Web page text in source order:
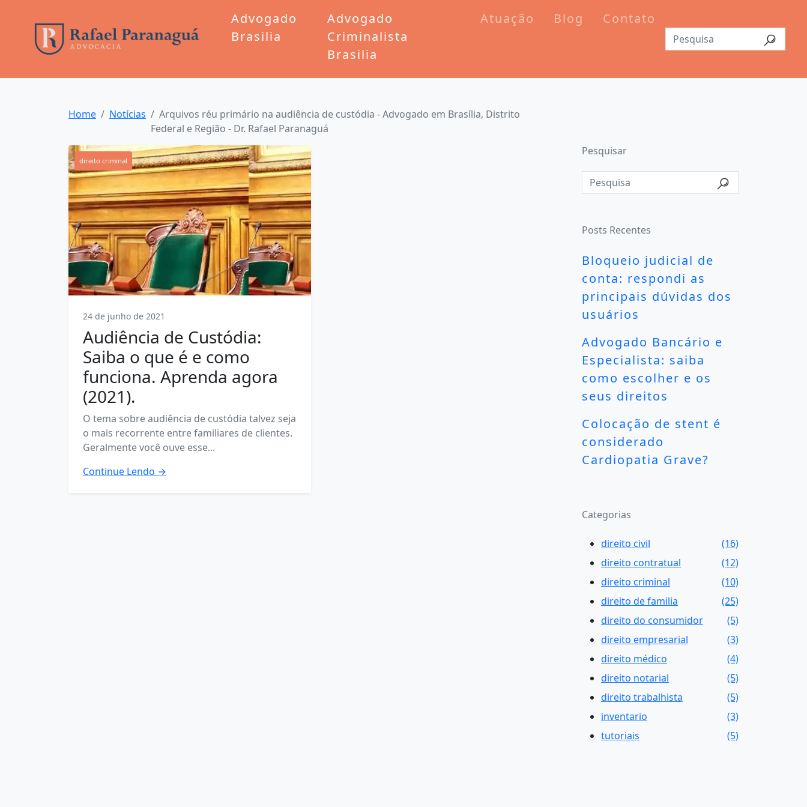
Advogado
Brasilia
Advogado
Criminalista
Brasilia
Atuação Blog Contato
Home Notícias
Arquivos réu primário na audiência de custódia - Advogado em Brasília, Distrito
Federal e Região - Dr. Rafael Paranaguá
direito criminal
24 de junho de 2021
Audiência de Custódia:
Saiba o que é e como
funciona. Aprenda agora
(2021).
O tema sobre audiência de custódia talvez seja
o mais recorrente entre familiares de clientes.
Geralmente você ouve esse...
Continue Lendo →
Pesquisar
Posts Recentes
Bloqueio judicial de
conta: respondi as
principais dúvidas dos
usuários
Advogado Bancário e
Especialista: saiba
como escolher e os
seus direitos
Colocação de stent é
considerado
Cardiopatia Grave?
Categorias
direito civil
(16)
direito contratual
(12)
direito criminal
(10)
direito de familia
(25)
direito do consumidor
(5)
direito empresarial
(3)
direito médico
(4)
direito notarial
(5)
direito trabalhista
(5)
inventario
(3)
tutoriais
(5)